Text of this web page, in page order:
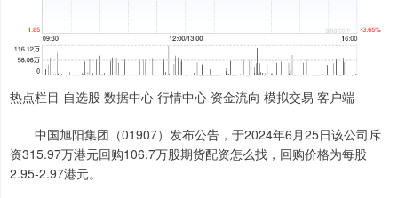
热点栏目 自选股 数据中心 行情中心 资金流向 模拟交易 客户端
中国旭阳集团（01907）发布公告，于2024年6月25日该公司斥
资315.97万港元回购106.7万股期货配资怎么找，回购价格为每股
2.95-2.97港元。